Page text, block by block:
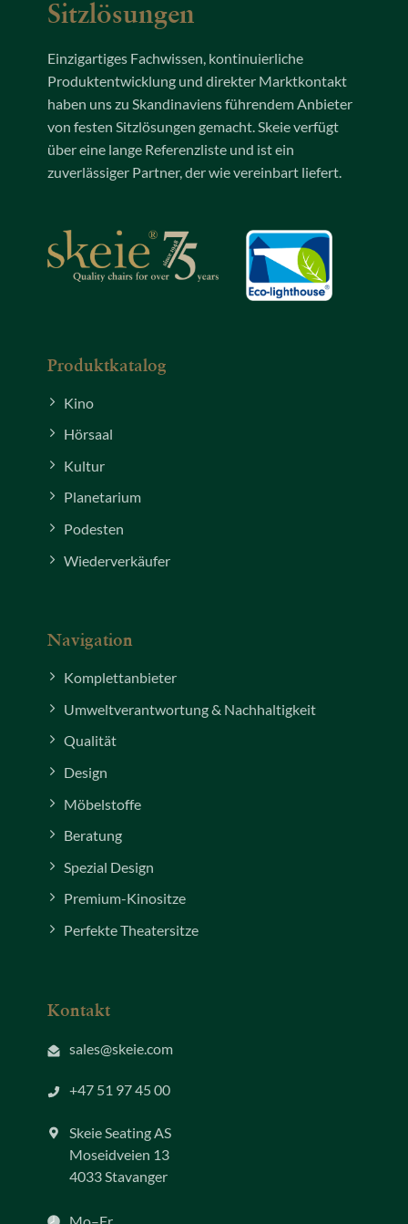
Sitzlösungen
Einzigartiges Fachwissen, kontinuierliche
Produktentwicklung und direkter Marktkontakt
haben uns zu Skandinaviens führendem Anbieter
von festen Sitzlösungen gemacht. Skeie verfügt
über eine lange Referenzliste und ist ein
zuverlässiger Partner, der wie vereinbart liefert.
Produktkatalog
Kino
Hörsaal
Kultur
Planetarium
Podesten
Wiederverkäufer
Navigation
Komplettanbieter
Umweltverantwortung & Nachhaltigkeit
Qualität
Design
Möbelstoffe
Beratung
Spezial Design
Premium-Kinositze
Perfekte Theatersitze
Kontakt
sales@skeie.com
+47 51 97 45 00
Skeie Seating AS
Moseidveien 13
4033 Stavanger